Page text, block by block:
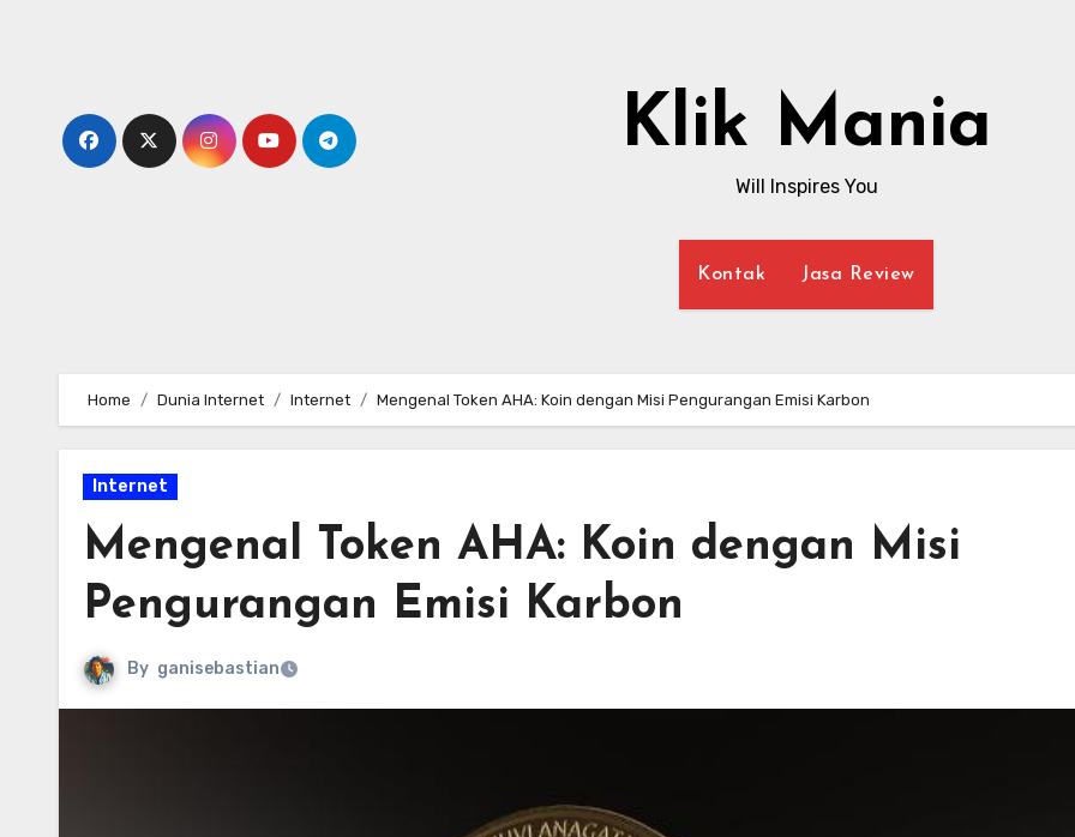
Klik Mania
Will Inspires You
Kontak Jasa Review
Home Dunia Internet Internet Mengenal Token AHA: Koin dengan Misi Pengurangan Emisi Karbon
Internet
Mengenal Token AHA: Koin dengan Misi
Pengurangan Emisi Karbon
By ganisebastian